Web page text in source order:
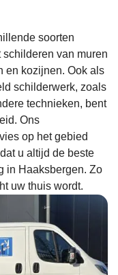
Huis
ziet er
top uit!
at
tot
soorten
van muren
en kozijnen. Ook als
schilderwerk, zoals
technieken, bent
Ons
op het gebied
u altijd de beste
in Haaksbergen. Zo
uw thuis wordt.